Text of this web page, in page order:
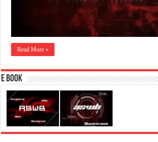
Read More »
E Book